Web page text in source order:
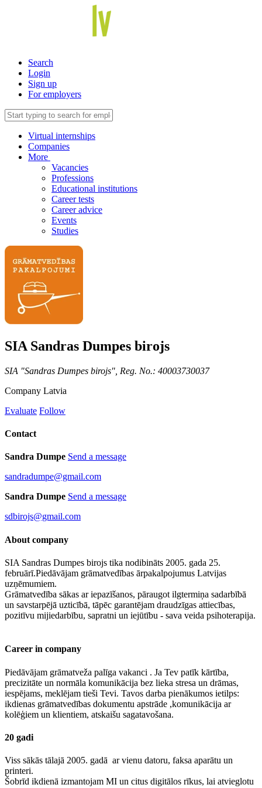
Search
Login
Sign up
For employers
Virtual internships
Companies
More
Vacancies
Professions
Educational institutions
Career tests
Career advice
Events
Studies
SIA Sandras Dumpes birojs
SIA "Sandras Dumpes birojs", Reg. No.: 40003730037
Company Latvia
Evaluate Follow
Contact
Sandra Dumpe Send a message
sandradumpe@gmail.com
Sandra Dumpe Send a message
sdbirojs@gmail.com
About company
SIA Sandras Dumpes birojs tika nodibināts 2005. gada 25.
februārī.Piedāvājam grāmatvedības ārpakalpojumus Latvijas
uzņēmumiem.
Grāmatvedība sākas ar iepazīšanos, pāraugot ilgtermiņa sadarbībā
un savstarpējā uzticībā, tāpēc garantējam draudzīgas attiecības,
pozitīvu mijiedarbību, sapratni un iejūtību - sava veida psihoterapija.
Career in company
Piedāvājam grāmatveža palīga vakanci . Ja Tev patīk kārtība,
precizitāte un normāla komunikācija bez lieka stresa un drāmas,
iespējams, meklējam tieši Tevi. Tavos darba pienākumos ietilps:
ikdienas grāmatvedības dokumentu apstrāde ,komunikācija ar
kolēģiem un klientiem, atskaišu sagatavošana.
20 gadi
Viss sākās tālajā 2005. gadā ar vienu datoru, faksa aparātu un
printeri.
Šobrīd ikdienā izmantojam MI un citus digitālos rīkus, lai atvieglotu